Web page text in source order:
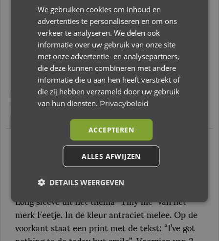
Slechts 1 resterend op voorraad
Toevoegen aan winkelwagen
Beschrijving
Aanvullende informatie
Beoordelingen (0)
Beschrijving
Feetje longsleeve Smile Tiny Me MT. 50
Long sleeve uit het thema “Tiny me” van het
merk Feetje. In de kleur antraciet melee. Op de
voorkant staat een print met de tekst: “I’ve got
We gebruiken cookies om inhoud en
advertenties te personaliseren en om ons
verkeer te analyseren. We delen ook
informatie over uw gebruik van onze site
met onze advertentie- en analysepartners,
die deze kunnen combineren met andere
informatie die u aan hen heeft verstrekt of
die zij hebben verzameld door uw gebruik
van hun diensten. Privacybeleid
ACCEPTEREN
ALLES AFWIJZEN
DETAILS WEERGEVEN